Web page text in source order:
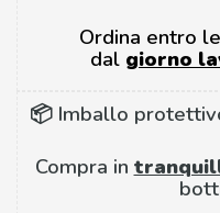
Ordina entro
dal giorno
📦 Imballo
Compra in